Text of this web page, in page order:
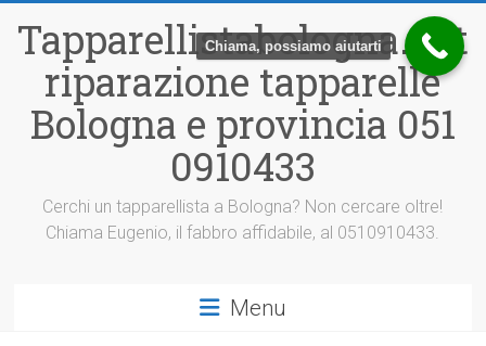
contenuto
Tapparellistabologna.net
riparazione tapparelle
Bologna e provincia 051
0910433
Cerchi un tapparellista a Bologna? Non cercare oltre!
Chiama Eugenio, il fabbro affidabile, al 0510910433.
Menu
Chiama, possiamo aiutarti